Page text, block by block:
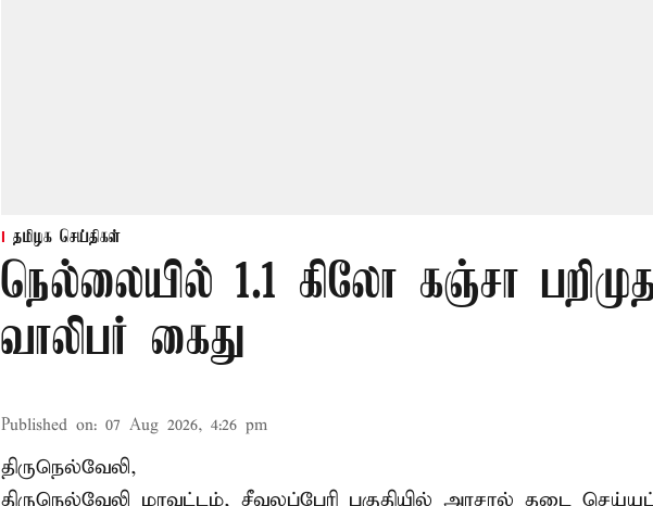
தமிழக செய்திகள்
நெல்லையில் 1.1 கிலோ கஞ்சா
வாலிபர் கைது
Published on: 07 Aug 2026, 4:26 pm
திருநெல்வேலி,
திருநெல்வேலி மாவட்டம், சீவலப்பேரி பகுதியில் அரசால் தடை